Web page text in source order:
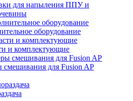
для напыления ППУ и
оборудование
и комплектующие
смешивания для Fusion AP